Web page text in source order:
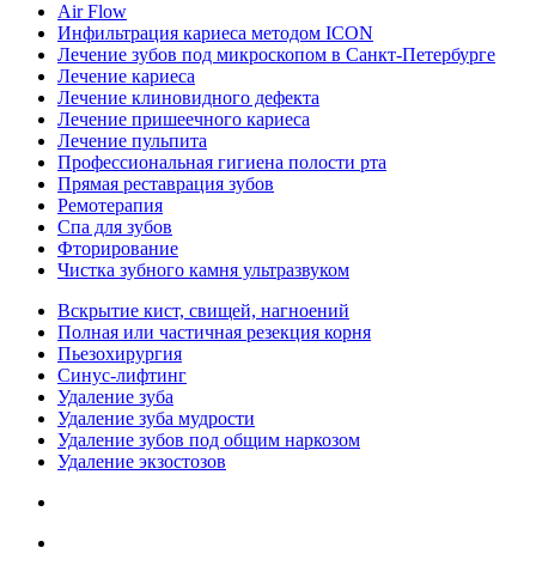
Air Flow
Инфильтрация кариеса методом ICON
Лечение зубов под микроскопом в Санкт-Петербурге
Лечение кариеса
Лечение клиновидного дефекта
Лечение пришеечного кариеса
Лечение пульпита
Профессиональная гигиена полости рта
Прямая реставрация зубов
Ремотерапия
Спа для зубов
Фторирование
Чистка зубного камня ультразвуком
Вскрытие кист, свищей, нагноений
Полная или частичная резекция корня
Пьезохирургия
Синус-лифтинг
Удаление зуба
Удаление зуба мудрости
Удаление зубов под общим наркозом
Удаление экзостозов